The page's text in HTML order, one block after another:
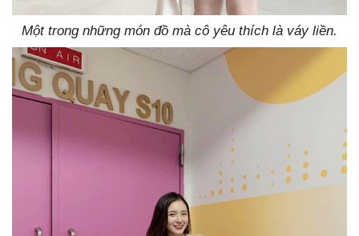
Một trong những món đồ mà cô yêu thích là váy liền.